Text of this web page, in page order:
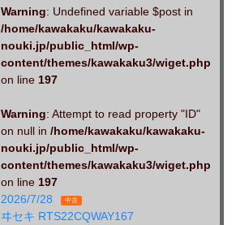
Warning: Undefined variable $post in
/home/kawakaku/kawakaku-
nouki.jp/public_html/wp-
content/themes/kawakaku3/wiget.php
on line 197
Warning: Attempt to read property "ID"
on null in /home/kawakaku/kawakaku-
nouki.jp/public_html/wp-
content/themes/kawakaku3/wiget.php
on line 197
2026/7/28
中古
ヰセキ RTS22CQWAY167